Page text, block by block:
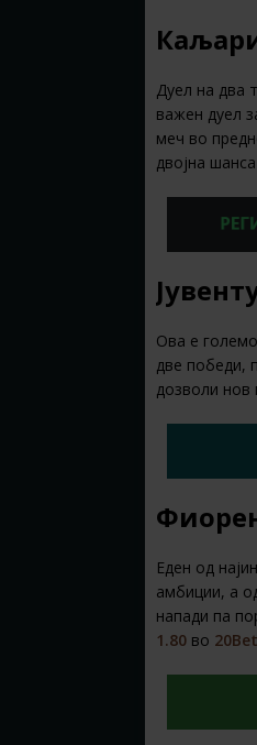
Дуел на два
важен дуел
меч во
двојна
Ова е
две победи,
дозволи нов
Еден од
амбиции, а
напади па
1.80 во 20Bet